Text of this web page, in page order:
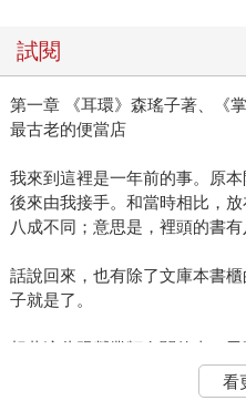
試閱
第一章 《耳環》森瑤子著、《
最古老的便當店
我來到這裡是一年前的事。原
後來由我接手。和當時相比，
八成不同；意思是，裡頭的書有
話說回來，也有除了文庫本書
子就是了。
想著這些跟營業額有關的事，
看